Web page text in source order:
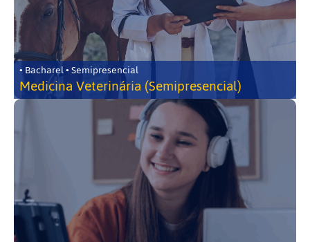
• Bacharel • Semipresencial
Medicina Veterinária (Semipresencial)